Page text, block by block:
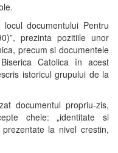
documentului Pentru
prezinta pozitiile unor
precum si documentele
Catolica în acest
istoricul grupului de la
documentul propriu-zis,
cheie: „identitate si
la nivel crestin,